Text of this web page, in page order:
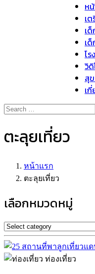
ห
เ
เ
เ
โร
วิ
สุ
เกี่
ตะลุยเที่ยว
หน้าแรก
ตะลุยเที่ยว
เลือกหมวดหมู่
ท่องเที่ยว